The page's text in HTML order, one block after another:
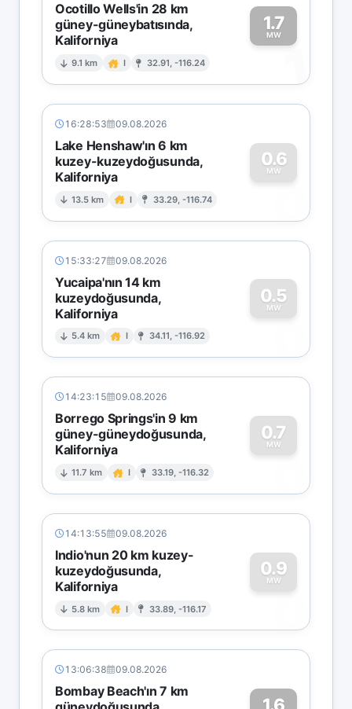
Ocotillo Wells'in 28 km
güney-güneybatısında,
Kaliforniya
9.1 km I 32.91, -116.24
1.7
MW
1
16:28:53 09.08.2026
Lake Henshaw'ın 6 km
kuzey-kuzeydoğusunda,
Kaliforniya
13.5 km I 33.29, -116.74
0.6
MW
0
15:33:27 09.08.2026
Yucaipa'nın 14 km
kuzeydoğusunda,
Kaliforniya
5.4 km I 34.11, -116.92
0.5
MW
0
14:23:15 09.08.2026
Borrego Springs'in 9 km
güney-güneydoğusunda,
Kaliforniya
11.7 km I 33.19, -116.32
0.7
MW
0
14:13:55 09.08.2026
Indio'nun 20 km kuzey-
kuzeydoğusunda,
Kaliforniya
5.8 km I 33.89, -116.17
0.9
MW
0
13:06:38 09.08.2026
Bombay Beach'ın 7 km
1.6